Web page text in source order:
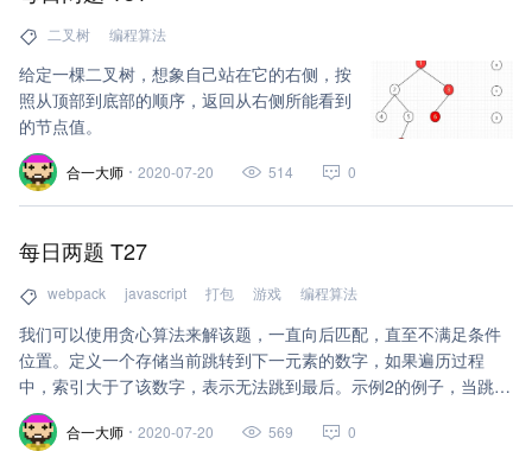
二叉树 编程算法
给定一棵二叉树，想象自己站在它的右侧，按
照从顶部到底部的顺序，返回从右侧所能看到
的节点值。
合一大师 2020-07-20 514 0
每日两题 T27
webpack javascript 打包 游戏 编程算法
我们可以使用贪心算法来解该题，一直向后匹配，直至不满足条件
位置。定义一个存储当前跳转到下一元素的数字，如果遍历过程
中，索引大于了该数字，表示无法跳到最后。示例2的例子，当跳到
0位置时，此时 k = 3, i = 3，到下一个位置，k = 3, i = 4，i > k成
立，返回false。
合一大师 2020-07-20 569 0